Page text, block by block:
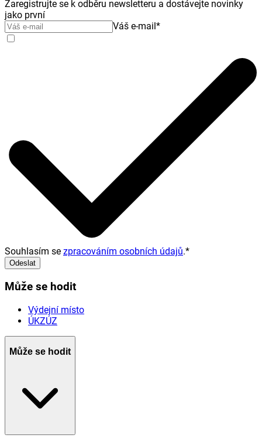
Zaregistrujte se k odběru newsletteru a dostávejte novinky
jako první
Váš e-mail*
Souhlasím se zpracováním osobních údajů.*
Odeslat
Může se hodit
Výdejní místo
ÚKZÚZ
Může se hodit